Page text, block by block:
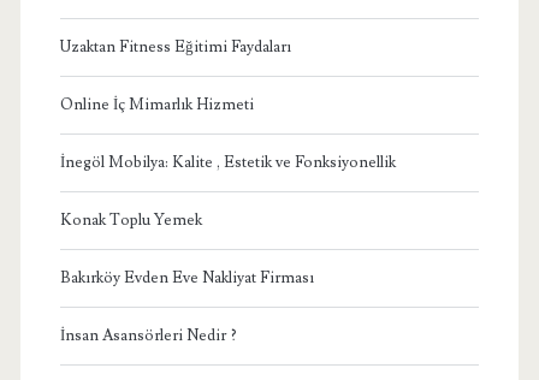
Uzaktan Fitness Eğitimi Faydaları
Online İç Mimarlık Hizmeti
İnegöl Mobilya: Kalite , Estetik ve Fonksiyonellik
Konak Toplu Yemek
Bakırköy Evden Eve Nakliyat Firması
İnsan Asansörleri Nedir ?